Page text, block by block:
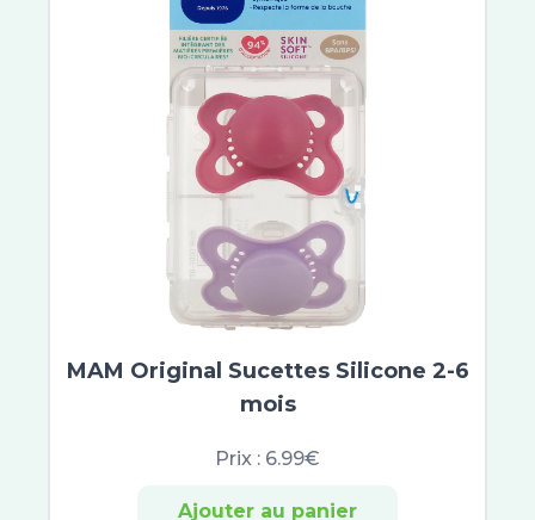
Vinosun Protect
Objectif zero verrue
Gamarde
MAM Original Sucettes Silicone 2-6
mois
Prix : 6.99€
Ajouter au panier